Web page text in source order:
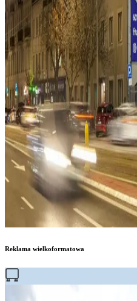
Reklama wielkoformatowa